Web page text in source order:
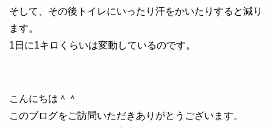
そして、その後トイレにいったり汗をかいたりすると減り
ます。
1日に1キロくらいは変動しているのです。
こんにちは＾＾
このブログをご訪問いただきありがとうございます。